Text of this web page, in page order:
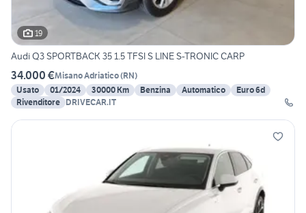
19
Audi Q3 SPORTBACK 35 1.5 TFSI S LINE S-TRONIC CARP
34.000 €Misano Adriatico(RN)
Usato
01/2024 30000 Km Benzina Automatico
Euro 6d
Rivenditore DRIVECAR.IT